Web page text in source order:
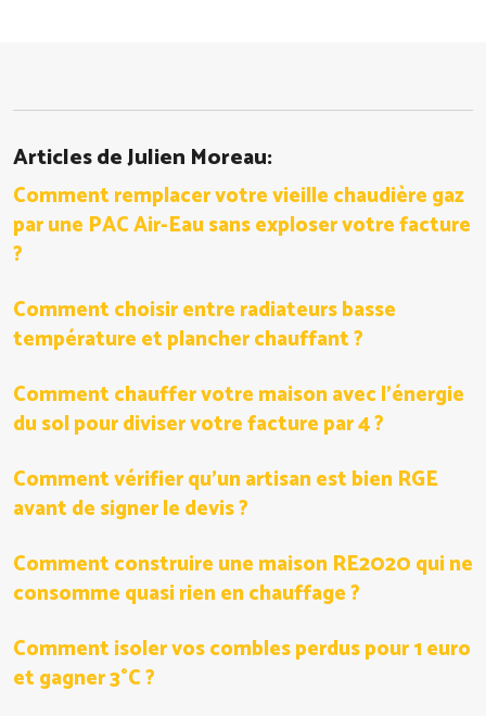
Articles de Julien Moreau:
Comment remplacer votre vieille chaudière gaz
par une PAC Air-Eau sans exploser votre facture
?
Comment choisir entre radiateurs basse
température et plancher chauffant ?
Comment chauffer votre maison avec l’énergie
du sol pour diviser votre facture par 4 ?
Comment vérifier qu’un artisan est bien RGE
avant de signer le devis ?
Comment construire une maison RE2020 qui ne
consomme quasi rien en chauffage ?
Comment isoler vos combles perdus pour 1 euro
et gagner 3°C ?